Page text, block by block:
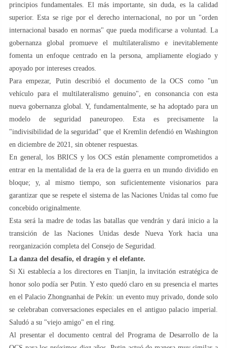
principios fundamentales. El más importante, sin duda, es la calidad
superior. Esta se rige por el derecho internacional, no por un "orden
internacional basado en normas" que pueda modificarse a voluntad. La
gobernanza global promueve el multilateralismo e inevitablemente
fomenta un enfoque centrado en la persona, ampliamente elogiado y
apoyado por intereses creados.
Para empezar, Putin describió el documento de la OCS como "un
vehículo para el multilateralismo genuino", en consonancia con esta
nueva gobernanza global. Y, fundamentalmente, se ha adoptado para un
modelo de seguridad paneuropeo. Esta es precisamente la
"indivisibilidad de la seguridad" que el Kremlin defendió en Washington
en diciembre de 2021, sin obtener respuestas.
En general, los BRICS y los OCS están plenamente comprometidos a
entrar en la mentalidad de la era de la guerra en un mundo dividido en
bloque; y, al mismo tiempo, son suficientemente visionarios para
garantizar que se respete el sistema de las Naciones Unidas tal como fue
concebido originalmente.
Esta será la madre de todas las batallas que vendrán y dará inicio a la
transición de las Naciones Unidas desde Nueva York hacia una
reorganización completa del Consejo de Seguridad.
La danza del desafío, el dragón y el elefante.
Si Xi establecía a los directores en Tianjin, la invitación estratégica de
honor solo podía ser Putin. Y esto quedó claro en su presencia el martes
en el Palacio Zhongnanhai de Pekín: un evento muy privado, donde solo
se celebraban conversaciones especiales en el antiguo palacio imperial.
Saludó a su "viejo amigo" en el ring.
Al presentar el documento central del Programa de Desarrollo de la